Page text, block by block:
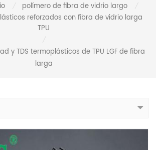
polímero de fibra de vidrio largo
reforzados con fibra de vidrio larga
TPU
y TDS termoplásticos de TPU LGF de fibra
larga